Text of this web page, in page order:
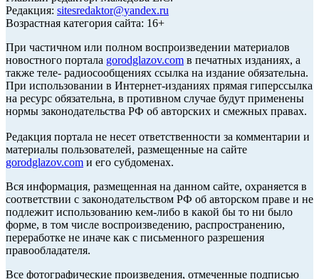
Редакция: sitesredaktor@yandex.ru
Возрастная категория сайта: 16+
При частичном или полном воспроизведении материалов
новостного портала gorodglazov.com в печатных изданиях, а
также теле- радиосообщениях ссылка на издание обязательна.
При использовании в Интернет-изданиях прямая гиперссылка
на ресурс обязательна, в противном случае будут применены
нормы законодательства РФ об авторских и смежных правах.
Редакция портала не несет ответственности за комментарии и
материалы пользователей, размещенные на сайте
gorodglazov.com и его субдоменах.
Вся информация, размещенная на данном сайте, охраняется в
соответствии с законодательством РФ об авторском праве и не
подлежит использованию кем-либо в какой бы то ни было
форме, в том числе воспроизведению, распространению,
переработке не иначе как с письменного разрешения
правообладателя.
Все фотографические произведения, отмеченные подписью